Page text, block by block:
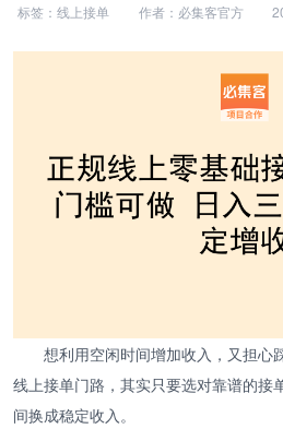
标签：线上接单 作者：必集客官方
想利用空闲时间增加收入，又担心
线上接单门路，其实只要选对靠谱的接
间换成稳定收入。